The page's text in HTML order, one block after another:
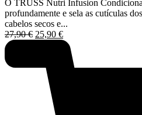
O TRUSS Nutri Infusion
profundamente e sela as cutículas
cabelos secos e...
27,90€ O
27,90 €.
25,90 €O
preço
atual